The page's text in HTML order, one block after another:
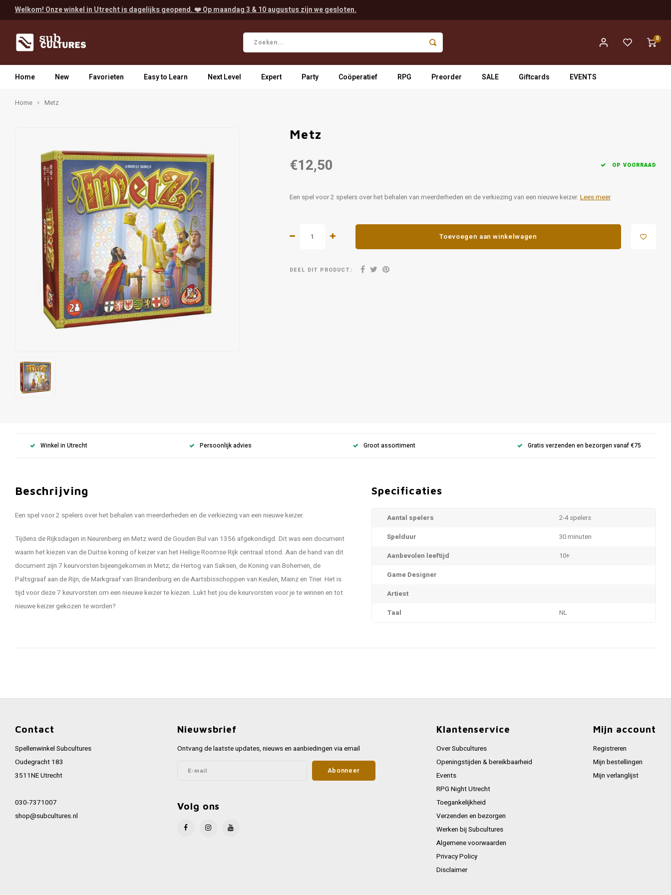
Welkom! Onze winkel in Utrecht is dagelijks geopend. ❤️ Op maandag 3 & 10 augustus zijn we gesloten.
0
Home New Favorieten Easy to Learn Next Level Expert Party Coöperatief RPG Preorder SALE Giftcards EVENTS
Home Metz
Metz
€12,50 OP VOORRAAD
Een spel voor 2 spelers over het behalen van meerderheden en de verkiezing van een nieuwe keizer. Lees meer
Toevoegen aan winkelwagen
DEEL DIT PRODUCT:
Winkel in Utrecht Persoonlijk advies Groot assortiment Gratis verzenden en bezorgen vanaf €75
Beschrijving
Een spel voor 2 spelers over het behalen van meerderheden en de verkiezing van een nieuwe keizer.
Tijdens de Rijksdagen in Neurenberg en Metz werd de Gouden Bul van 1356 afgekondigd. Dit was een document
waarin het kiezen van de Duitse koning of keizer van het Heilige Roomse Rijk centraal stond. Aan de hand van dit
document zijn 7 keurvorsten bijeengekomen in Metz; de Hertog van Saksen, de Koning van Bohemen, de
Paltsgraaf aan de Rijn, de Markgraaf van Brandenburg en de Aartsbisschoppen van Keulen, Mainz en Trier. Het is
tijd voor deze 7 keurvorsten om een nieuwe keizer te kiezen. Lukt het jou de keurvorsten voor je te winnen en tot
nieuwe keizer gekozen te worden?
Specificaties
Aantal spelers
2-4 spelers
Spelduur
30 minuten
Aanbevolen leeftijd
10+
Game Designer
Artiest
Taal
NL
Contact
Spellenwinkel Subcultures
Oudegracht 183
3511NE Utrecht
030-7371007
shop@subcultures.nl
Nieuwsbrief
Ontvang de laatste updates, nieuws en aanbiedingen via email
Abonneer
Volg ons
Klantenservice
Over Subcultures
Openingstijden & bereikbaarheid
Events
RPG Night Utrecht
Toegankelijkheid
Verzenden en bezorgen
Werken bij Subcultures
Algemene voorwaarden
Privacy Policy
Disclaimer
Mijn account
Registreren
Mijn bestellingen
Mijn verlanglijst